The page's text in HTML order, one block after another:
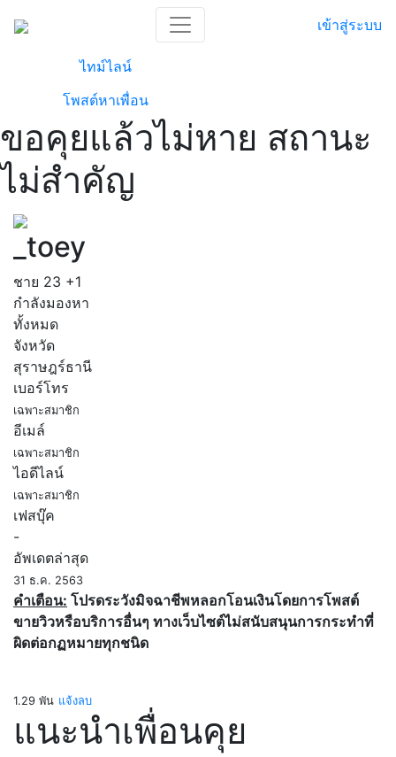
เข้าสู่ระบบ
ไทม์ไลน์
โพสต์หาเพื่อน
ขอคุยแล้วไม่หาย สถานะ
ไม่สำคัญ
_toey
ชาย 23 +1
กำลังมองหา
ทั้งหมด
จังหวัด
สุราษฎร์ธานี
เบอร์โทร
เฉพาะสมาชิก
อีเมล์
เฉพาะสมาชิก
ไอดีไลน์
เฉพาะสมาชิก
เฟสบุ๊ค
-
อัพเดตล่าสุด
31 ธ.ค. 2563
คำเตือน: โปรดระวังมิจฉาชีพหลอกโอนเงินโดยการโพสต์
ขายวิวหรือบริการอื่นๆ ทางเว็บไซต์ไม่สนับสนุนการกระทำที่
ผิดต่อกฏหมายทุกชนิด
1.29 พัน แจ้งลบ
แนะนำเพื่อนคุย